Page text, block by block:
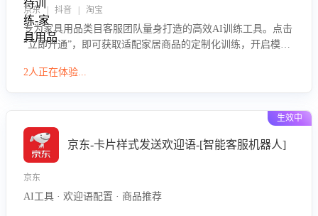
京东 | 抖音 | 淘宝
专为家具用品类目客服团队量身打造的高效AI训练工具。点击
“立即开通”，即可获取适配家居商品的定制化训练，开启模拟
参数咨询等高频场景下的专业应对能力。
2人正在体验...
生效中
京东-卡片样式发送欢迎语-[智能客服机器人]
京东
AI工具 · 欢迎语配置 · 商品推荐